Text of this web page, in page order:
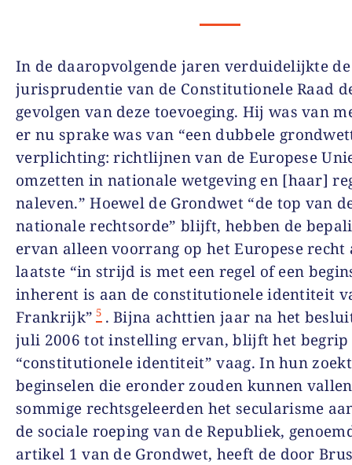
In de daaropvolgende jaren verduidelijkte de
jurisprudentie van de Constitutionele Raad
gevolgen van deze toevoeging. Hij was van
er nu sprake was van “een dubbele
verplichting: richtlijnen van de Europese
omzetten in nationale wetgeving en [haar]
naleven.” Hoewel de Grondwet “de top van
nationale rechtsorde” blijft, hebben de
ervan alleen voorrang op het Europese recht
laatste “in strijd is met een regel of een
inherent is aan de constitutionele identiteit
Frankrijk” 5 . Bijna achttien jaar na het
juli 2006 tot instelling ervan, blijft het begrip
“constitutionele identiteit” vaag. In hun
beginselen die eronder zouden kunnen
sommige rechtsgeleerden het secularisme
de sociale roeping van de Republiek,
artikel 1 van de Grondwet, heeft de door